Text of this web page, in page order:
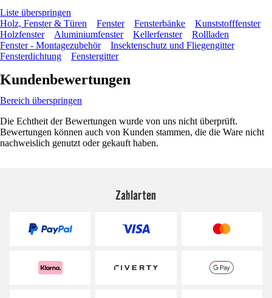
Liste überspringen
Holz, Fenster & Türen
Fenster Fensterbänke
Kunststofffenster
Holzfenster
Aluminiumfenster Kellerfenster
Rollladen
Fenster - Montagezubehör
Insektenschutz und Fliegengitter
Fensterdichtung
Fenstergitter
Kundenbewertungen
Bereich überspringen
Die Echtheit der Bewertungen wurde von uns nicht überprüft.
Bewertungen können auch von Kunden stammen, die die Ware nicht
nachweislich genutzt oder gekauft haben.
Zahlarten